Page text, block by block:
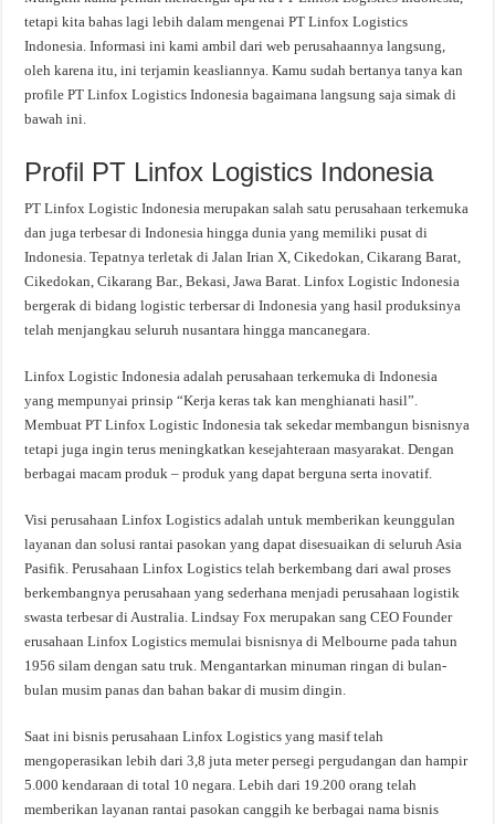
tetapi kita bahas lagi lebih dalam mengenai PT Linfox Logistics
Indonesia. Informasi ini kami ambil dari web perusahaannya langsung,
oleh karena itu, ini terjamin keasliannya. Kamu sudah bertanya tanya kan
profile PT Linfox Logistics Indonesia bagaimana langsung saja simak di
bawah ini.
Profil PT Linfox Logistics Indonesia
PT Linfox Logistic Indonesia merupakan salah satu perusahaan terkemuka
dan juga terbesar di Indonesia hingga dunia yang memiliki pusat di
Indonesia. Tepatnya terletak di Jalan Irian X, Cikedokan, Cikarang Barat,
Cikedokan, Cikarang Bar., Bekasi, Jawa Barat. Linfox Logistic Indonesia
bergerak di bidang logistic terbersar di Indonesia yang hasil produksinya
telah menjangkau seluruh nusantara hingga mancanegara.
Linfox Logistic Indonesia adalah perusahaan terkemuka di Indonesia
yang mempunyai prinsip “Kerja keras tak kan menghianati hasil”.
Membuat PT Linfox Logistic Indonesia tak sekedar membangun bisnisnya
tetapi juga ingin terus meningkatkan kesejahteraan masyarakat. Dengan
berbagai macam produk – produk yang dapat berguna serta inovatif.
Visi perusahaan Linfox Logistics adalah untuk memberikan keunggulan
layanan dan solusi rantai pasokan yang dapat disesuaikan di seluruh Asia
Pasifik. Perusahaan Linfox Logistics telah berkembang dari awal proses
berkembangnya perusahaan yang sederhana menjadi perusahaan logistik
swasta terbesar di Australia. Lindsay Fox merupakan sang CEO Founder
erusahaan Linfox Logistics memulai bisnisnya di Melbourne pada tahun
1956 silam dengan satu truk. Mengantarkan minuman ringan di bulan-
bulan musim panas dan bahan bakar di musim dingin.
Saat ini bisnis perusahaan Linfox Logistics yang masif telah
mengoperasikan lebih dari 3,8 juta meter persegi pergudangan dan hampir
5.000 kendaraan di total 10 negara. Lebih dari 19.200 orang telah
memberikan layanan rantai pasokan canggih ke berbagai nama bisnis